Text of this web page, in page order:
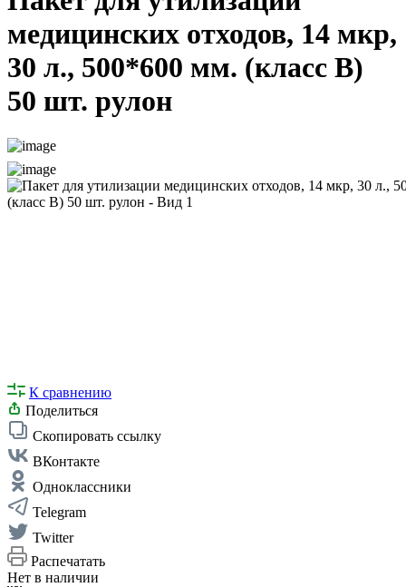
медицинских отходов, 14 мкр,
30 л., 500*600 мм. (класс В)
50 шт. рулон
К сравнению
Поделиться
Скопировать ссылку
ВКонтакте
Одноклассники
Telegram
Twitter
Распечатать
Нет в наличии